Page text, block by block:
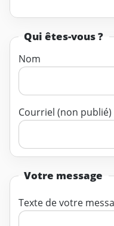
Qui êtes-vous ?
Nom
Courriel (non publié)
Votre message